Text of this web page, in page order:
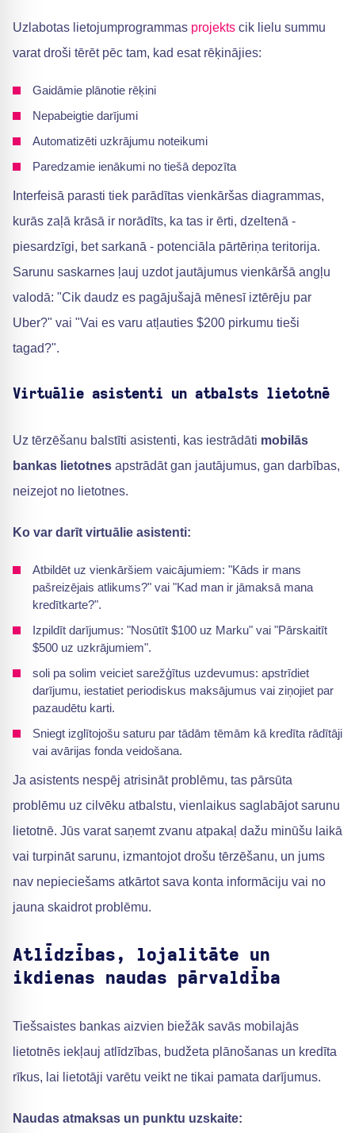
Uzlabotas lietojumprogrammas projekts cik lielu summu
varat droši tērēt pēc tam, kad esat rēķinājies:
Gaidāmie plānotie rēķini
Nepabeigtie darījumi
Automatizēti uzkrājumu noteikumi
Paredzamie ienākumi no tiešā depozīta
Interfeisā parasti tiek parādītas vienkāršas diagrammas,
kurās zaļā krāsā ir norādīts, ka tas ir ērti, dzeltenā -
piesardzīgi, bet sarkanā - potenciāla pārtēriņa teritorija.
Sarunu saskarnes ļauj uzdot jautājumus vienkāršā angļu
valodā: "Cik daudz es pagājušajā mēnesī iztērēju par
Uber?" vai "Vai es varu atļauties $200 pirkumu tieši
tagad?".
Virtuālie asistenti un atbalsts lietotnē
Uz tērzēšanu balstīti asistenti, kas iestrādāti mobilās
bankas lietotnes apstrādāt gan jautājumus, gan darbības,
neizejot no lietotnes.
Ko var darīt virtuālie asistenti:
Atbildēt uz vienkāršiem vaicājumiem: "Kāds ir mans
pašreizējais atlikums?" vai "Kad man ir jāmaksā mana
kredītkarte?".
Izpildīt darījumus: "Nosūtīt $100 uz Marku" vai "Pārskaitīt
$500 uz uzkrājumiem".
soli pa solim veiciet sarežģītus uzdevumus: apstrīdiet
darījumu, iestatiet periodiskus maksājumus vai ziņojiet par
pazaudētu karti.
Sniegt izglītojošu saturu par tādām tēmām kā kredīta rādītāji
vai avārijas fonda veidošana.
Ja asistents nespēj atrisināt problēmu, tas pārsūta
problēmu uz cilvēku atbalstu, vienlaikus saglabājot sarunu
lietotnē. Jūs varat saņemt zvanu atpakaļ dažu minūšu laikā
vai turpināt sarunu, izmantojot drošu tērzēšanu, un jums
nav nepieciešams atkārtot sava konta informāciju vai no
jauna skaidrot problēmu.
Atlīdzības, lojalitāte un
ikdienas naudas pārvaldība
Tiešsaistes bankas aizvien biežāk savās mobilajās
lietotnēs iekļauj atlīdzības, budžeta plānošanas un kredīta
rīkus, lai lietotāji varētu veikt ne tikai pamata darījumus.
Naudas atmaksas un punktu uzskaite: